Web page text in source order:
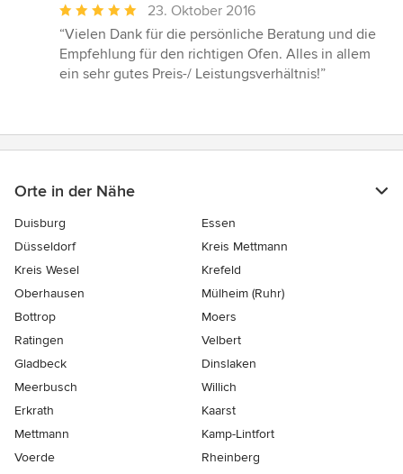
Durchschnittliche
Bewertung:
5
von
23. Oktober 2016
“Vielen Dank für die persönliche Beratung und die
Empfehlung für den richtigen Ofen. Alles in allem
ein sehr gutes Preis-/ Leistungsverhältnis!”
Orte in der Nähe
Duisburg
Essen
Düsseldorf
Kreis Mettmann
Kreis Wesel
Krefeld
Oberhausen
Mülheim (Ruhr)
Bottrop
Moers
Ratingen
Velbert
Gladbeck
Dinslaken
Meerbusch
Willich
Erkrath
Kaarst
Mettmann
Kamp-Lintfort
Voerde
Rheinberg